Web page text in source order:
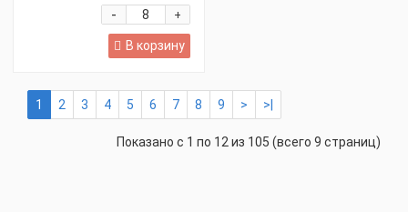
+
-
В корзину
1 2 3 4 5 6 7 8 9 > >|
Показано с 1 по 12 из 105 (всего 9 страниц)